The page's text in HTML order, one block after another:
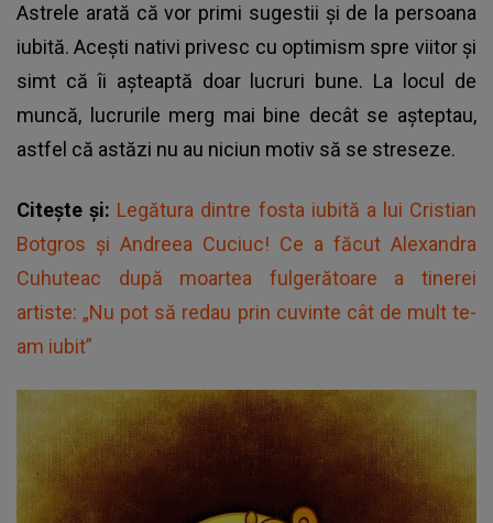
Astrele arată că vor primi sugestii și de la persoana
iubită. Acești nativi privesc cu optimism spre viitor și
simt că îi așteaptă doar lucruri bune. La locul de
muncă, lucrurile merg mai bine decât se așteptau,
astfel că astăzi nu au niciun motiv să se streseze.
Citește și: Legătura dintre fosta iubită a lui Cristian
Botgros și Andreea Cuciuc! Ce a făcut Alexandra
Cuhuteac după moartea fulgerătoare a tinerei
artiste: „Nu pot să redau prin cuvinte cât de mult te-
am iubit”